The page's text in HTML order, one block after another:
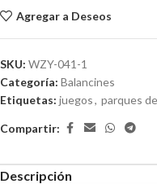
Agregar a Deseos
SKU: WZY-041-1
Categoría: Balancines
Etiquetas: juegos, parques
Compartir:
Descripción